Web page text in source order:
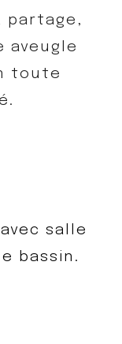
aveugle
toute
salle
bassin.